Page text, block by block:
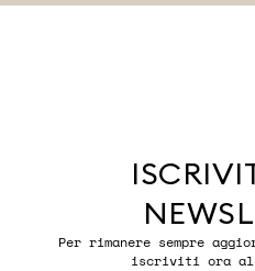
Per rimanere sempre
iscriviti ora